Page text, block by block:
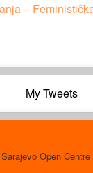
–
My Tweets
Sarajevo Open